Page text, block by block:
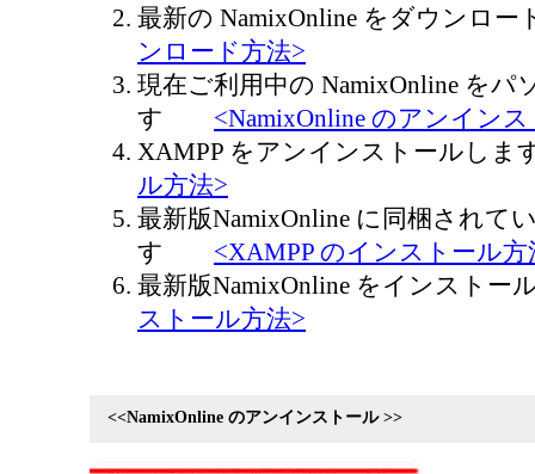
最新の NamixOnline をダウン
ンロード方法>
現在ご利用中の NamixOnline を
す <NamixOnline のアンイン
XAMPP をアンインストール
ル方法>
最新版NamixOnline に同梱されて
す <XAMPP のインストール方
最新版NamixOnline をインス
ストール方法>
<<NamixOnline のアンインストール >>